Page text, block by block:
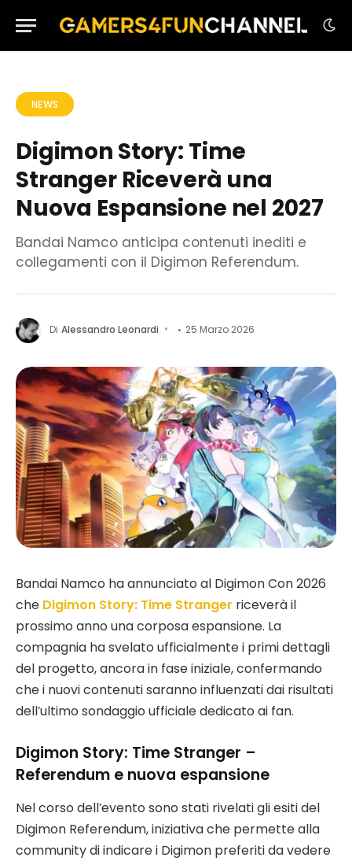
NEWS
Digimon Story: Time
Stranger Riceverà una
Nuova Espansione nel 2027
Bandai Namco anticipa contenuti inediti e
collegamenti con il Digimon Referendum.
Di Alessandro Leonardi 25 Marzo 2026
Bandai Namco ha annunciato al Digimon Con 2026
che Digimon Story: Time Stranger riceverà il
prossimo anno una corposa espansione. La
compagnia ha svelato ufficialmente i primi dettagli
del progetto, ancora in fase iniziale, confermando
che i nuovi contenuti saranno influenzati dai risultati
dell’ultimo sondaggio ufficiale dedicato ai fan.
Digimon Story: Time Stranger –
Referendum e nuova espansione
Nel corso dell’evento sono stati rivelati gli esiti del
Digimon Referendum, iniziativa che permette alla
community di indicare i Digimon preferiti da vedere